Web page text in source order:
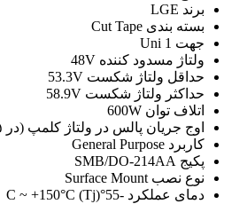
برند LGE
بسته بندی Cut Tape
جهت 1 Uni
ولتاژ مسدود کننده 48V
حداقل ولتاژ شکست 53.3V
حداکثر ولتاژ شکست 58.9V
اتلاف توان 600W
اوج جریان پالس در ولتاژ کلمپ (در ۲۵ درجه سانتیگراد)
کاربرد General Purpose
پکیج SMB/DO-214AA
نوع نصب Surface Mount
دمای عملکرد -55°C ~ +150°C (Tj)